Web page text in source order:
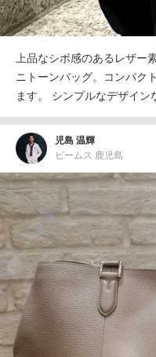
上品なシボ感のあるレザー
ニトーンバッグ。コンパク
ます。 シンプルなデザイ
児島 温輝
ビームス 鹿児島